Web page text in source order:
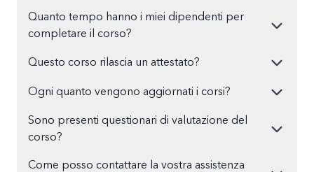
Quanto tempo hanno i miei dipendenti per
completare il corso?
Questo corso rilascia un attestato?
Ogni quanto vengono aggiornati i corsi?
Sono presenti questionari di valutazione del
corso?
Come posso contattare la vostra assistenza